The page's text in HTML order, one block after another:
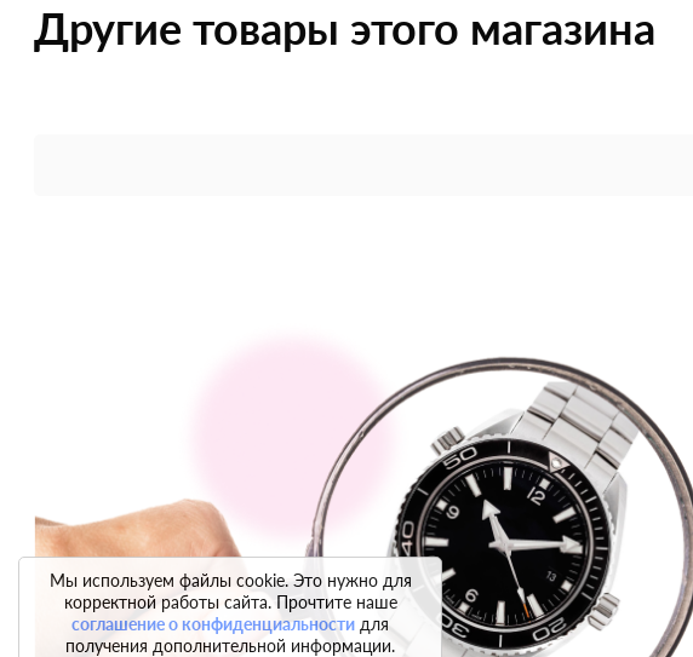
Другие товары этого магазина
Мы используем файлы cookie. Это нужно для
корректной работы сайта. Прочтите наше
соглашение о конфиденциальности для
получения дополнительной информации.